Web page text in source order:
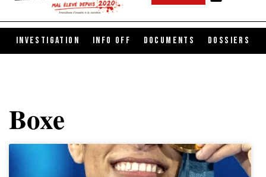
INVESTIGATION INFO OFF DOCUMENTS DOSSIERS
Boxe